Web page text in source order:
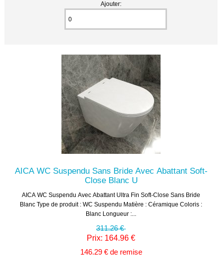
Ajouter:
AICA WC Suspendu Sans Bride Avec Abattant Soft-
Close Blanc U
AICA WC Suspendu Avec Abattant Ultra Fin Soft-Close Sans Bride
Blanc Type de produit : WC Suspendu Matière : Céramique Coloris :
Blanc Longueur :...
311.26 €
Prix: 164.96 €
146.29 € de remise